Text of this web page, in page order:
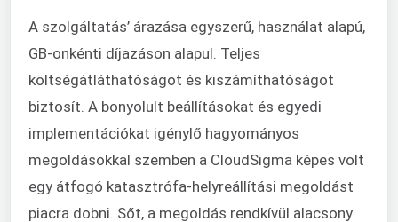
A szolgáltatás’ árazása egyszerű, használat alapú,
GB-onkénti díjazáson alapul. Teljes
költségátláthatóságot és kiszámíthatóságot
biztosít. A bonyolult beállításokat és egyedi
implementációkat igénylő hagyományos
megoldásokkal szemben a CloudSigma képes volt
egy átfogó katasztrófa-helyreállítási megoldást
piacra dobni. Sőt, a megoldás rendkívül alacsony